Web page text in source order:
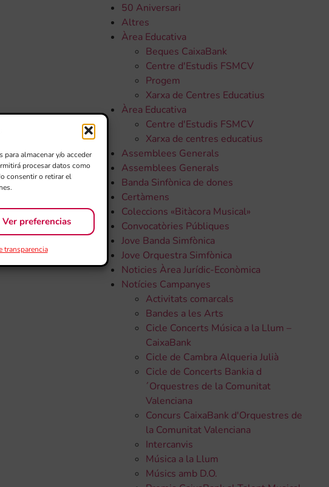
almacenar y/o acceder
procesar datos como
consentir o retirar el
Ver preferencias
transparencia
50 Aniversari
Altres
Àrea Educativa
Beques CaixaBank
Centre d'Estudis FSMCV
Progem
Xarxa de Centres Educatius
Àrea Educativa
Centre d'Estudis FSMCV
Xarxa de centres educatius
Assemblees Generals
Assemblees Generals
Banda Sinfònica de dones
Certàmens
Coleccions «Bitàcora Musical»
Convocatòries Públiques
Jove Banda Simfònica
Jove Orquestra Simfònica
Noticies Àrea Jurídic-Econòmica
Notícies Campanyes
Activitats comarcals
Bandes a les Arts
Cicle Concerts Música a la Llum –
CaixaBank
Cicle de Cambra Alqueria Julià
Cicle de Concerts Bankia d
´Orquestres de la Comunitat
Valenciana
Concurs CaixaBank d'Orquestres de
la Comunitat Valenciana
Intercanvis
Música a la Llum
Músics amb D.O.